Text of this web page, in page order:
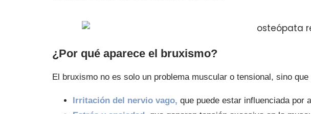
¿Por qué aparece el bruxismo?
El bruxismo no es solo un problema muscular o tensional, sino
Irritación del nervio vago, que puede estar influenciada por